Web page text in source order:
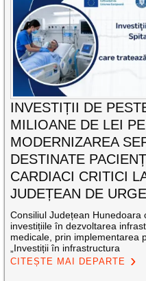
INVESTIȚII DE
MILIOANE DE LEI
MODERNIZAREA
DESTINATE
CARDIACI CRITICI
JUDEȚEAN DE
Consiliul Județean Hunedoara
investițiile în dezvoltarea
medicale, prin implementarea
„Investiții în infrastructura
CITEȘTE MAI DEPARTE